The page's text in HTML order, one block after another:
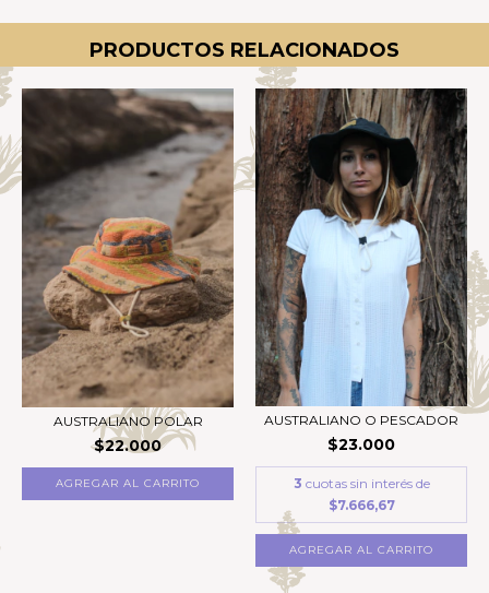
PRODUCTOS RELACIONADOS
AUSTRALIANO POLAR
$22.000
AUSTRALIANO O PESCADOR
$23.000
3 cuotas sin interés de
$7.666,67
AGREGAR AL CARRITO